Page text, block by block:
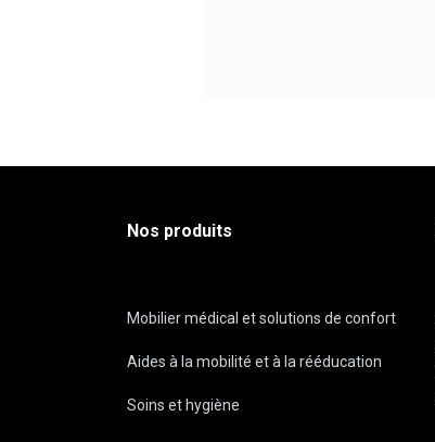
Nos produits
Mobilier médical et solutions de confort
Aides à la mobilité et à la rééducation
Soins et hygiène